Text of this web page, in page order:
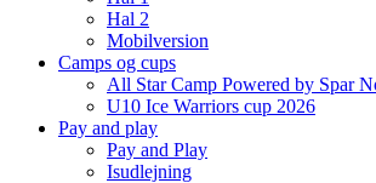
Hal 2
Mobilversion
Camps og cups
All Star Camp Powered by Spar
U10 Ice Warriors cup 2026
Pay and play
Pay and Play
Isudlejning